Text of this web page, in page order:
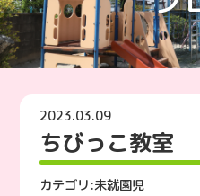
2023.03.09
ちびっこ教
カテゴリ:未就園児